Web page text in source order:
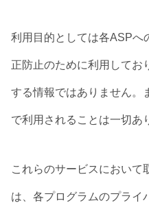
利用目的としては各ASPへ
正防止のために利用してお
する情報ではありません。
で利用されることは一切あ
これらのサービスにおいて
は、各プログラムのプライ